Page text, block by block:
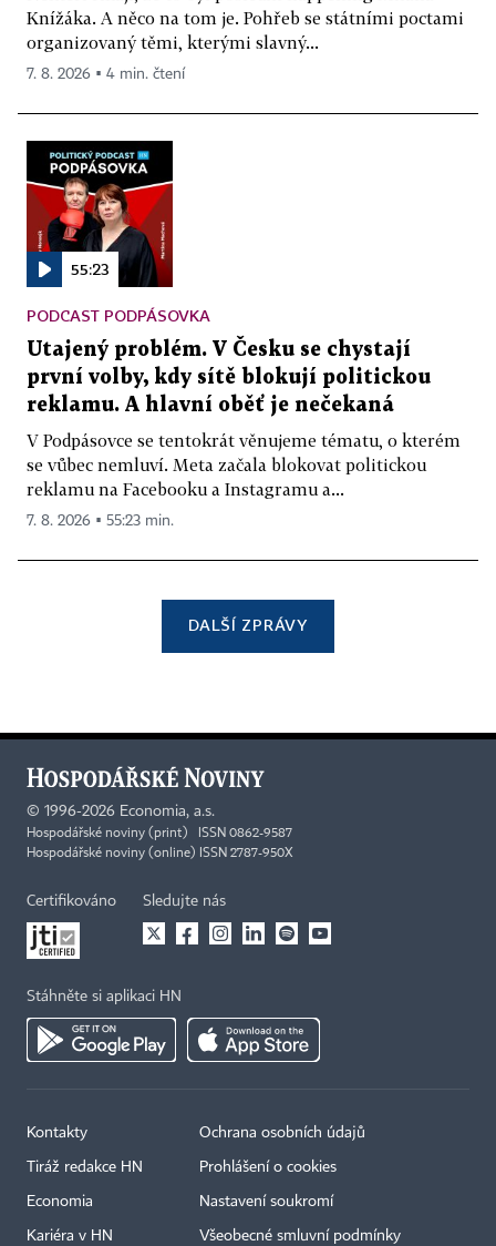
Knížáka. A něco na tom je. Pohřeb se státními poctami
organizovaný těmi, kterými slavný...
7. 8. 2026 ▪ 4 min. čtení
55:23
PODCAST PODPÁSOVKA
Utajený problém. V Česku se chystají
první volby, kdy sítě blokují politickou
reklamu. A hlavní oběť je nečekaná
V Podpásovce se tentokrát věnujeme tématu, o kterém
se vůbec nemluví. Meta začala blokovat politickou
reklamu na Facebooku a Instagramu a...
7. 8. 2026 ▪ 55:23 min.
DALŠÍ ZPRÁVY
© 1996-2026 Economia, a.s.
Hospodářské noviny (print) ISSN 0862-9587
Hospodářské noviny (online) ISSN 2787-950X
Certifikováno Sledujte nás
Stáhněte si aplikaci HN
Kontakty
Tiráž redakce HN
Economia
Kariéra v HN
Ochrana osobních údajů
Prohlášení o cookies
Nastavení soukromí
Všeobecné smluvní podmínky